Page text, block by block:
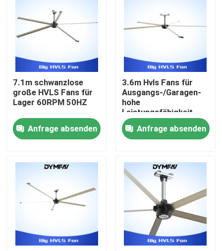
Über uns
Fabrik-Ausflug
Qualitätskontrolle
Treten Sie mit uns in Verbindung
Große HVLS-Fans
Handels-HVLS-Fans
7.1m schwanzlose
große HVLS Fans für
Lager 60RPM 50HZ
Anfrage absenden
3.6m Hvls Fans für
Ausgangs-/Garagen-
hohe
Leistungsfähigkeit
120 U/min 700W
Anfrage absenden